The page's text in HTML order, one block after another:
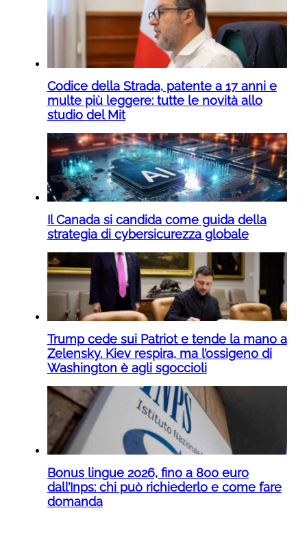
Codice della Strada, patente a 17 anni e
multe più leggere: tutte le novità allo
studio del Mit
Il Canada si candida come guida della
strategia di cybersicurezza globale
Trump cede sui Patriot e tende la mano a
Zelensky. Kiev respira, ma l’ossigeno di
Washington è agli sgoccioli
Bonus lingue 2026, fino a 800 euro
dall’Inps: chi può richiederlo e come fare
domanda